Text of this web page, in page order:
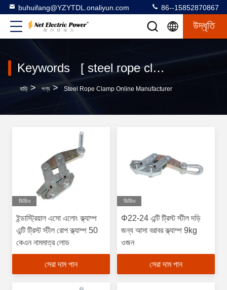
buhuifang@YZYTDL.onaliyun.com 86--15852870867
উদ্ধৃতি
Keywords [ steel rope clamp ] Match 14 পণ্য
বাড়ি > পণ্য > Steel Rope Clamp Online Manufacturer
ভিডিও
ইন্ডাস্ট্রিয়াল এসো এলোং ক্ল্যাম্প
এন্টি ট্রিস্ট স্টীল রোপ ক্ল্যাম্প 50
কেএন নামমাত্র লোড
সেরা দাম পান
ভিডিও
Φ22-24 এন্টি ট্রিস্ট স্টীল দড়ি
জন্য আসা বরাবর ক্ল্যাম্প 9kg
ওজন
সেরা দাম পান